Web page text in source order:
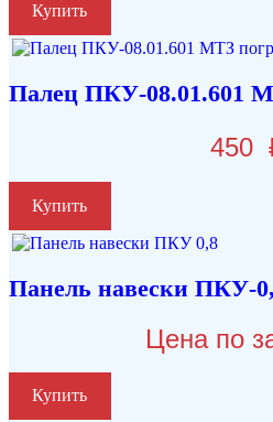
Купить
Палец ПКУ-08.01.601
450
Купить
Панель навески ПКУ-
Цена по
Купить